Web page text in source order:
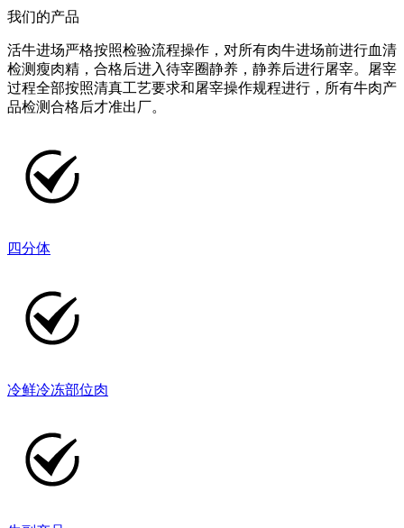
我们的产品
活牛进场严格按照检验流程操作，对所有肉牛进场前进行血清
检测瘦肉精，合格后进入待宰圈静养，静养后进行屠宰。屠宰
过程全部按照清真工艺要求和屠宰操作规程进行，所有牛肉产
品检测合格后才准出厂。
四分体
冷鲜冷冻部位肉